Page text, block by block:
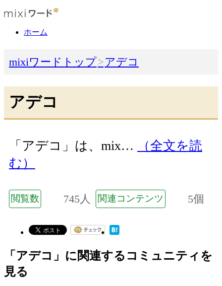
ホーム
mixiワードトップ アデコ
アデコ
「アデコ」は、mix…
（全文を読
む）
閲覧数 745人 関連コンテンツ 5個
「アデコ」に関連するコミュニティを
見る